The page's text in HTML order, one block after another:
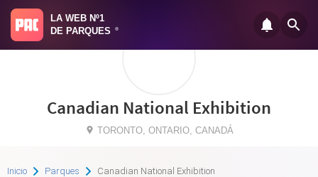
LA WEB Nº1
DE PARQUES
®
Canadian National Exhibition
TORONTO, ONTARIO, CANADÁ
Inicio Parques Canadian National Exhibition